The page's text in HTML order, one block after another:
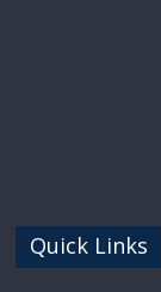
Quick Links